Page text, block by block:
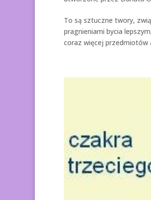
To są sztuczne twory,
pragnieniami bycia
coraz więcej przedmiotów